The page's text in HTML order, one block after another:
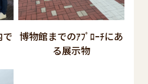
博物館までのｱﾌﾟﾛｰﾁにあ
る展示物